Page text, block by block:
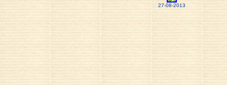
27-08-2013